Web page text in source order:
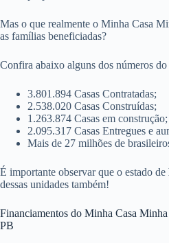
Mas o que realmente o Minha Casa
as famílias beneficiadas?
Confira abaixo alguns dos números do
3.801.894 Casas Contratadas;
2.538.020 Casas Construídas;
1.263.874 Casas em construção;
2.095.317 Casas Entregues e
Mais de 27 milhões de
É importante observar que o estado de
dessas unidades também!
Financiamentos do Minha Casa
PB